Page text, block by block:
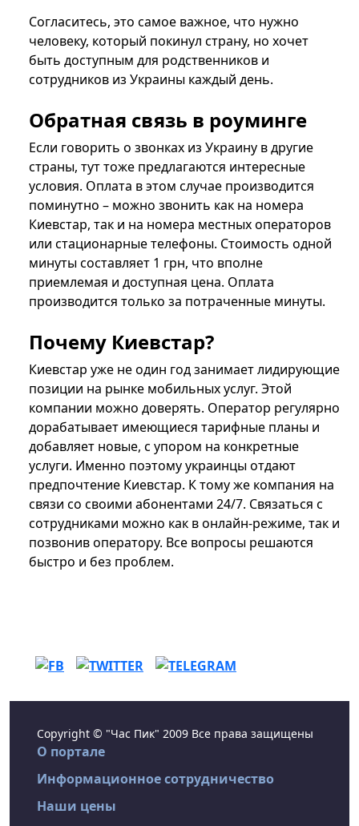
Согласитесь, это самое важное, что нужно
человеку, который покинул страну, но хочет
быть доступным для родственников и
сотрудников из Украины каждый день.
Обратная связь в роуминге
Если говорить о звонках из Украину в другие
страны, тут тоже предлагаются интересные
условия. Оплата в этом случае производится
поминутно – можно звонить как на номера
Киевстар, так и на номера местных операторов
или стационарные телефоны. Стоимость одной
минуты составляет 1 грн, что вполне
приемлемая и доступная цена. Оплата
производится только за потраченные минуты.
Почему Киевстар?
Киевстар уже не один год занимает лидирующие
позиции на рынке мобильных услуг. Этой
компании можно доверять. Оператор регулярно
дорабатывает имеющиеся тарифные планы и
добавляет новые, с упором на конкретные
услуги. Именно поэтому украинцы отдают
предпочтение Киевстар. К тому же компания на
связи со своими абонентами 24/7. Связаться с
сотрудниками можно как в онлайн-режиме, так и
позвонив оператору. Все вопросы решаются
быстро и без проблем.
Copyright © "Час Пик" 2009 Все права защищены
О портале
Информационное сотрудничество
Наши цены